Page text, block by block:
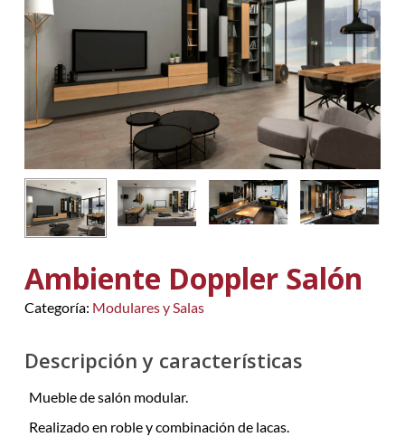
Ambiente Doppler Salón
Categoría: Modulares y Salas
Descripción y características
Mueble de salón modular.
Realizado en roble y combinación de lacas.